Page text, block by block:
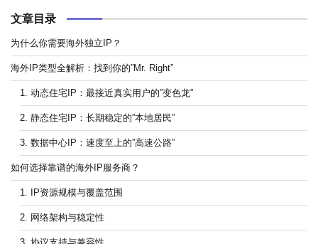
文章目录
为什么你需要海外独立IP？
海外IP类型全解析：找到你的”Mr. Right”
1. 动态住宅IP：最接近真实用户的”变色龙”
2. 静态住宅IP：长期稳定的”本地居民”
3. 数据中心IP：速度至上的”高速公路”
如何选择靠谱的海外IP服务商？
1. IP资源规模与覆盖范围
2. 网络架构与稳定性